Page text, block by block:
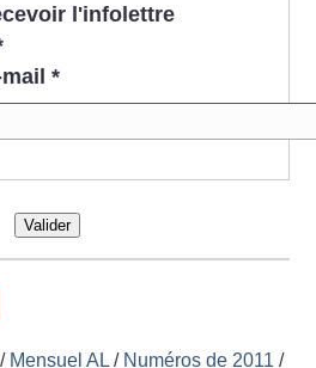
l'infolettre
*
Valider
/ Mensuel AL / Numéros de 2011 /